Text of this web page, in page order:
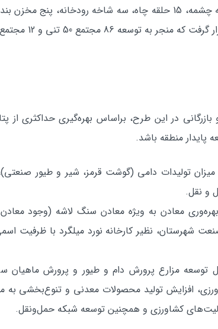
توسعه آبزيان در اين مطالعه در دو دهانه چشمه، 15 حلقه
50 تني و 12 مجتمع 100 تني پرورش آبزيان شد.
در اين طرح، براساس بهره‌گيري حداكثري از
منطقه باشد.
توليدات دامي (گوشت قرمز، شير و طيور
و نقل.
توسعه مزارع پرورش دام و طيور و پرورش ماهيان
افزايش توليد محصولات معدني و تنوع‌بخشي
كشاورزي و همچنين توسعه شبكه حمل‌ونقل.